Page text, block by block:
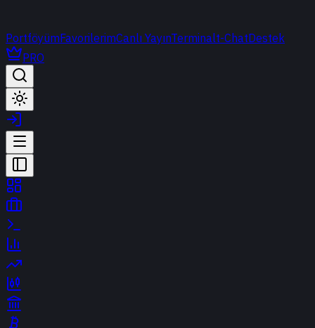
PortföyümFavorilerimCanlı YayınTerminalt-ChatDestek
PRO